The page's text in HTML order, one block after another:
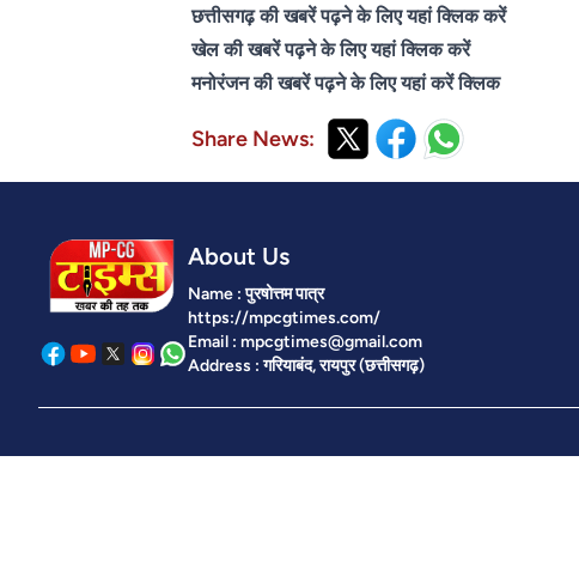
छत्तीसगढ़ की खबरें पढ़ने के लिए यहां क्लिक करें
खेल की खबरें पढ़ने के लिए यहां क्लिक करें
मनोरंजन की खबरें पढ़ने के लिए यहां करें क्लिक
Share News:
About Us
Name : पुरषोत्तम पात्र
https://mpcgtimes.com/
Email : mpcgtimes@gmail.com
Address : गरियाबंद, रायपुर (छत्तीसगढ़)